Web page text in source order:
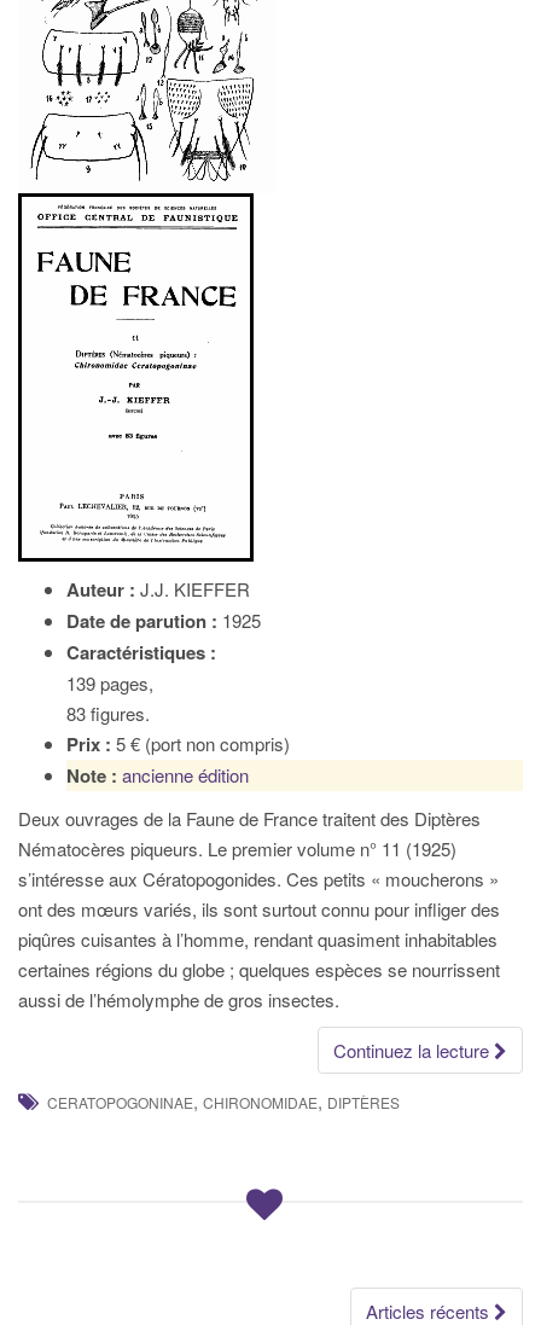
Auteur : J.J. KIEFFER
Date de parution : 1925
Caractéristiques :
139 pages,
83 figures.
Prix : 5 € (port non compris)
Note : ancienne édition
Deux ouvrages de la Faune de France traitent des Diptères
Nématocères piqueurs. Le premier volume n° 11 (1925)
s’intéresse aux Cératopogonides. Ces petits « moucherons »
ont des mœurs variés, ils sont surtout connu pour infliger des
piqûres cuisantes à l’homme, rendant quasiment inhabitables
certaines régions du globe ; quelques espèces se nourrissent
aussi de l’hémolymphe de gros insectes.
Continuez la lecture
CERATOPOGONINAE, CHIRONOMIDAE, DIPTÈRES
Articles récents